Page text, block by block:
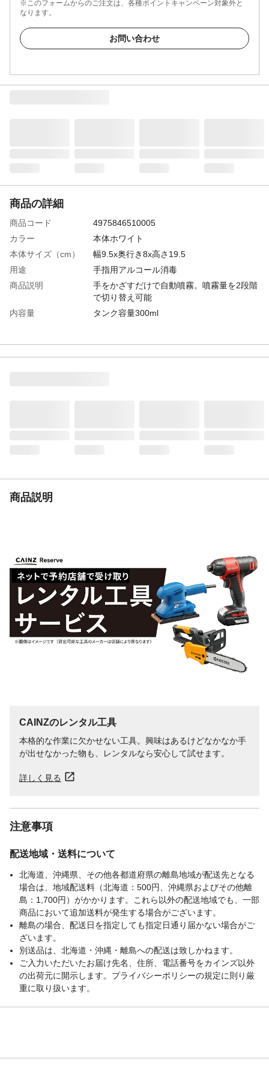
※このフォームからのご注文は、各種ポイントキャンペーン対象外と
なります。
お問い合わせ
商品の詳細
商品コード
4975846510005
カラー
本体ホワイト
本体サイズ（cm）
幅9.5x奥行き8x高さ19.5
用途
手指用アルコール消毒
商品説明
手をかざすだけで自動噴霧。噴霧量を2段階
で切り替え可能
内容量
タンク容量300ml
生産国
中国
重量
245g
商品説明
CAINZのレンタル工具
本格的な作業に欠かせない工具。興味はあるけどなかなか手
が出せなかった物も、レンタルなら安心して試せます。
詳しく見る
注意事項
配送地域・送料について
北海道、沖縄県、その他各都道府県の離島地域が配送先となる
場合は、地域配送料（北海道：500円、沖縄県およびその他離
島：1,700円）がかかります。これら以外の配送地域でも、一部
商品において追加送料が発生する場合がございます。
離島の場合、配送日を指定しても指定日通り届かない場合がご
ざいます。
別送品は、北海道・沖縄・離島への配送は致しかねます。
ご入力いただいたお届け先名、住所、電話番号をカインズ以外
の出荷元に開示します。プライバシーポリシーの規定に則り厳
重に取り扱います。